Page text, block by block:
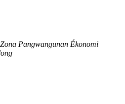
Pangwangunan Ékonomi